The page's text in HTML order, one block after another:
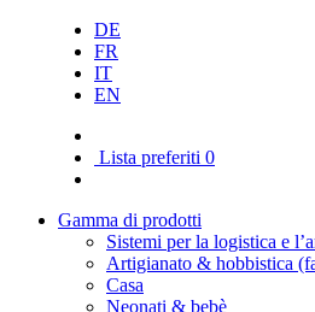
DE
FR
IT
EN
Lista preferiti 0
Gamma di prodotti
Sistemi per la logistica e
Artigianato & hobbistica
Casa
Neonati & bebè